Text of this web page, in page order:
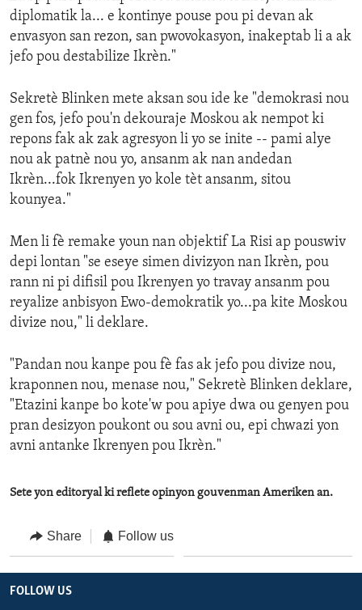
diplomatik la... e kontinye pouse pou pi devan ak
envasyon san rezon, san pwovokasyon, inakeptab li a ak
jefo pou destabilize Ikrèn."
Sekretè Blinken mete aksan sou ide ke "demokrasi nou
gen fos, jefo pou'n dekouraje Moskou ak nempot ki
repons fak ak zak agresyon li yo se inite -- pami alye
nou ak patnè nou yo, ansanm ak nan andedan
Ikrèn...fok Ikrenyen yo kole tèt ansanm, sitou
kounyea."
Men li fè remake youn nan objektif La Risi ap pouswiv
depi lontan "se eseye simen divizyon nan Ikrèn, pou
rann ni pi difisil pou Ikrenyen yo travay ansanm pou
reyalize anbisyon Ewo-demokratik yo...pa kite Moskou
divize nou," li deklare.
"Pandan nou kanpe pou fè fas ak jefo pou divize nou,
kraponnen nou, menase nou," Sekretè Blinken deklare,
"Etazini kanpe bo kote'w pou apiye dwa ou genyen pou
pran desizyon poukont ou sou avni ou, epi chwazi yon
avni antanke Ikrenyen pou Ikrèn."
Sete yon editoryal ki reflete opinyon gouvenman Ameriken an.
Share Follow us
FOLLOW US